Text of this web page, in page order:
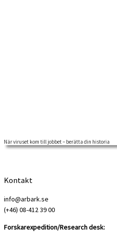
När viruset kom till jobbet – berätta din historia
Kontakt
info@arbark.se
(+46) 08-412 39 00
Forskarexpedition/Research desk: